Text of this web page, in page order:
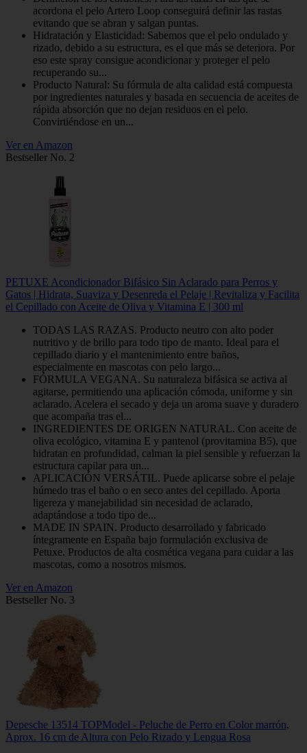
acordona el pelo Artero Loop conseguirá definir las rastas
evitando que se abran y salgan puntas.
Hidratación y Elasticidad: Sabemos que el pelo ondulado y
rizado, debido a su estructura, es el que más se deteriora. Por
eso este spray consigue acondicionar y proteger el pelo
recuperando su...
Producto Natural: Su fórmula de alta calidad está compuesta
por ingredientes naturales y basada en secuencia de aceites de
rápida absorción que no dejan residuos en el pelo.
Convirtiéndose en un...
Ver en Amazon
Bestseller No. 2
PETUXE Acondicionador Bifásico Sin Aclarado para Perros y
Gatos | Hidrata, Suaviza y Desenreda el Pelaje | Revitaliza y Facilita
el Cepillado con Aceite de Oliva y Vitamina E | 300 ml
TODAS LAS RAZAS. Producto neutro con alto poder
nutritivo y de brillo para todo tipo de manto. Ideal para el
cepillado diario y el mantenimiento entre baños,
especialmente en mascotas con pelo largo...
FÓRMULA VEGANA. Su naturaleza bifásica se activa al
agitarse, permitiendo una aplicación cómoda, uniforme y sin
aclarado. Acelera el secado y deja un aroma suave y duradero
que acompaña tras el...
INGREDIENTES DE ORIGEN NATURAL. Con aceite de
oliva ecológico, vitamina E y pantenol (provitamina B5), que
hidratan en profundidad, calman la piel sensible y refuerzan la
estructura capilar para un...
APLICACIÓN VERSÁTIL. Puede aplicarse sobre el pelaje
húmedo tras el baño o en seco antes del cepillado. Aporta
ligereza y manejabilidad sin necesidad de aclarado,
adaptándose a todo tipo de...
MADE IN SPAIN. Producto desarrollado y fabricado
íntegramente en España bajo formulación exclusiva de
Petuxe. Productos de alta cosmética vegana para cuidar a las
mascotas, como a nosotros mismos.
Ver en Amazon
Bestseller No. 3
Depesche 13514 TOPModel - Peluche de Perro en Color marrón,
Aprox. 16 cm de Altura con Pelo Rizado y Lengua Rosa